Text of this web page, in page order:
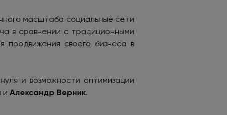
масштаба социальные сети
в сравнении с традиционными
своего бизнеса в
и возможности оптимизации
и Александр Верник.